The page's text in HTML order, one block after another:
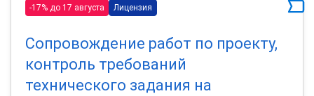
-17% до 17 августа Лицензия
Сопровождение работ по проекту,
контроль требований
технического задания на